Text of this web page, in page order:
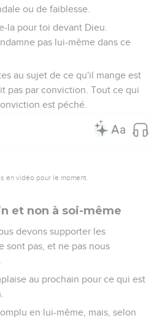
ou de faiblesse.
la pour toi devant Dieu.
pas lui-même dans ce
au sujet de ce qu'il mange est
pas par conviction. Tout ce qui
est péché.
en vidéo pour le moment.
et non à soi-même
devons supporter les
sont pas, et ne pas nous
au prochain pour ce qui est
en lui-même, mais, selon